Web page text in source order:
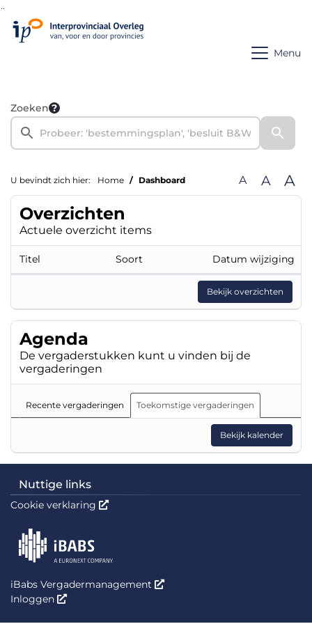
Menu
Zoeken
U bevindt zich hier: Home Dashboard A A A
Overzichten
Actuele overzicht items
Titel Soort Datum wijziging
Bekijk overzichten
Agenda
De vergaderstukken kunt u vinden bij de
vergaderingen
Recente vergaderingen Toekomstige vergaderingen
Bekijk kalender
Nuttige links
Cookie verklaring Deze link wordt in een nieuw venster geopend
iBabs Vergadermanagement Deze link wordt in een nieuw
Inloggen Deze link wordt in een nieuw venster geopend